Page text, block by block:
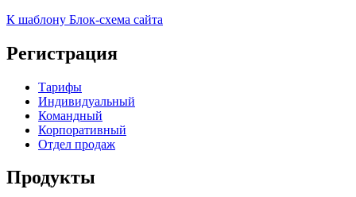
К шаблону Блок-схема сайта
Регистрация
Тарифы
Индивидуальный
Командный
Корпоративный
Отдел продаж
Продукты